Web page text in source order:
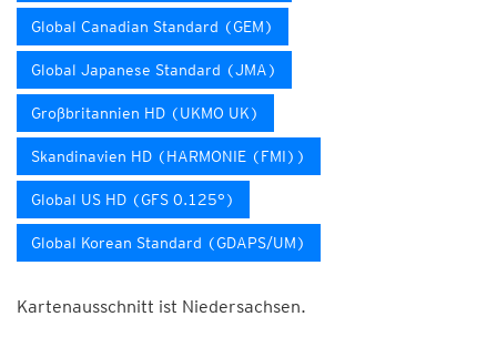
Global Canadian Standard (GEM)
Global Japanese Standard (JMA)
Großbritannien HD (UKMO UK)
Skandinavien HD (HARMONIE (FMI))
Global US HD (GFS 0.125°)
Global Korean Standard (GDAPS/UM)
Kartenausschnitt ist Niedersachsen.